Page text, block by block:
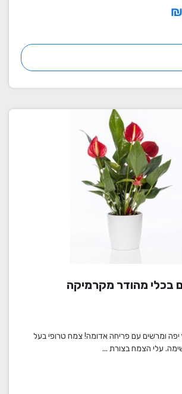
₪
בכלי מהודר מקרמיקה
יפה ומרשים עם פריחה אדומה! צמח טרופי בעל
עלי הצמח בצורת ...